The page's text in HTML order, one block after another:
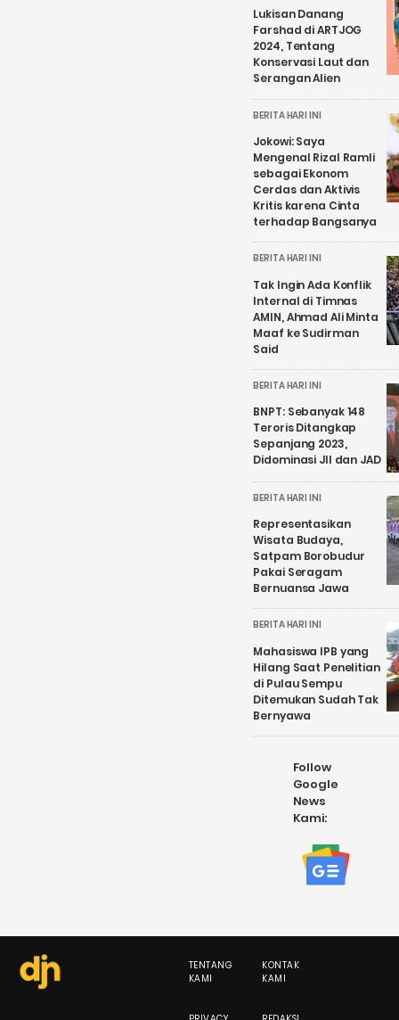
Lukisan Danang
Farshad di ARTJOG
2024, Tentang
Konservasi Laut dan
Serangan Alien
BERITA HARI INI
Jokowi: Saya
Mengenal Rizal Ramli
sebagai Ekonom
Cerdas dan Aktivis
Kritis karena Cinta
terhadap Bangsanya
BERITA HARI INI
Tak Ingin Ada Konflik
Internal di Timnas
AMIN, Ahmad Ali Minta
Maaf ke Sudirman
Said
BERITA HARI INI
BNPT: Sebanyak 148
Teroris Ditangkap
Sepanjang 2023,
Didominasi JII dan JAD
BERITA HARI INI
Representasikan
Wisata Budaya,
Satpam Borobudur
Pakai Seragam
Bernuansa Jawa
BERITA HARI INI
Mahasiswa IPB yang
Hilang Saat Penelitian
di Pulau Sempu
Ditemukan Sudah Tak
Bernyawa
Follow
Google
News
Kami:
TENTANG
KAMI
KONTAK
KAMI